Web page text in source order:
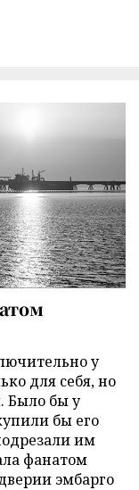
у
для себя, но
Было бы у
бы его
им
фанатом
эмбарго